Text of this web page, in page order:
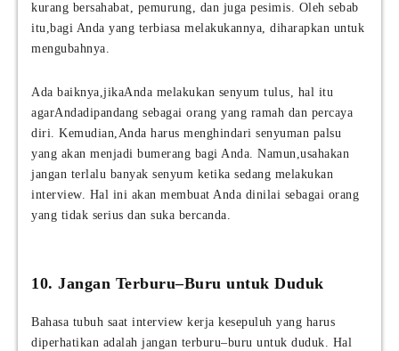
kurang bersahabat, pemurung, dan juga pesimis. Oleh sebab
itu,bagi Anda yang terbiasa melakukannya, diharapkan untuk
mengubahnya.
Ada baiknya,jikaAnda melakukan senyum tulus, hal itu
agarAndadipandang sebagai orang yang ramah dan percaya
diri. Kemudian,Anda harus menghindari senyuman palsu
yang akan menjadi bumerang bagi Anda. Namun,usahakan
jangan terlalu banyak senyum ketika sedang melakukan
interview. Hal ini akan membuat Anda dinilai sebagai orang
yang tidak serius dan suka bercanda.
10. Jangan Terburu–Buru untuk Duduk
Bahasa tubuh saat interview kerja kesepuluh yang harus
diperhatikan adalah jangan terburu–buru untuk duduk. Hal